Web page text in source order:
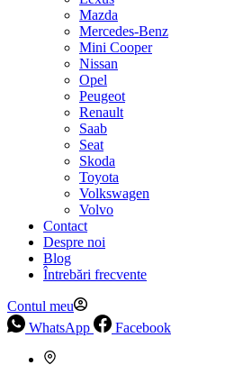
Mazda
Mercedes-Benz
Mini Cooper
Nissan
Opel
Peugeot
Renault
Saab
Seat
Skoda
Toyota
Volkswagen
Volvo
Contact
Despre noi
Blog
Întrebări frecvente
Contul meu
WhatsApp
Facebook